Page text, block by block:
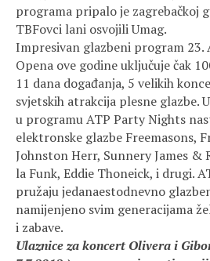
programa pripalo je zagrebačkoj
TBFovci lani osvojili Umag.
Impresivan glazbeni program 23.
Opena ove godine uključuje čak
11 dana događanja, 5 velikih
svjetskih atrakcija plesne glazbe.
u programu ATP Party Nights
elektronske glazbe Freemasons,
Johnston Herr, Sunnery James &
la Funk, Eddie Thoneick, i drugi.
pružaju jedanaestodnevno
namijenjeno svim generacijama
i zabave.
Ulaznice za koncert Olivera i